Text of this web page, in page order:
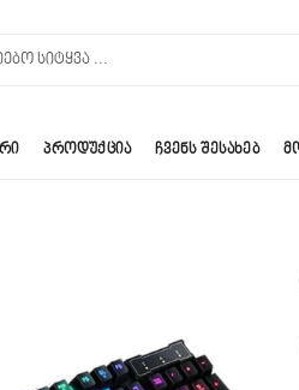
ᲞᲠᲝᲓᲣᲥᲪᲘᲐ ᲩᲕᲔᲜᲡ ᲨᲔᲡᲐᲮᲔᲑ